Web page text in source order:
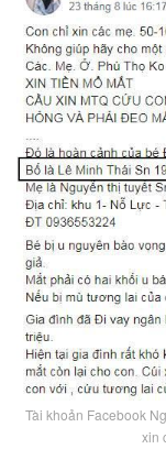
Tài khoản Facebook
xin